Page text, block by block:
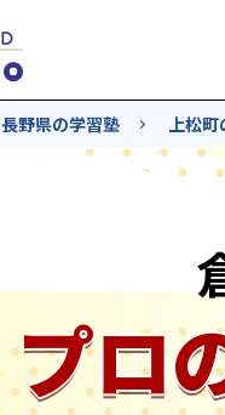
長野県の学習塾 上松町
プロ